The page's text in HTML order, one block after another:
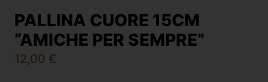
PALLINA CUORE 15CM
“AMICHE PER SEMPRE”
12,00 €